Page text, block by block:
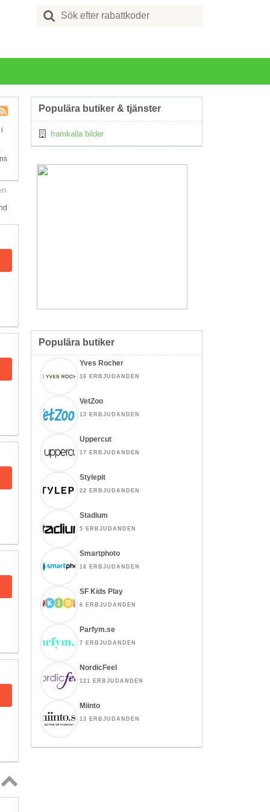
Search
for:
Topp
Populära butiker & tjänster
framkalla bilder
Populära butiker
Yves Rocher
16 ERBJUDANDEN
VetZoo
13 ERBJUDANDEN
Uppercut
17 ERBJUDANDEN
Stylepit
22 ERBJUDANDEN
Stadium
5 ERBJUDANDEN
Smartphoto
16 ERBJUDANDEN
SF Kids Play
6 ERBJUDANDEN
Parfym.se
7 ERBJUDANDEN
NordicFeel
121 ERBJUDANDEN
Miinto
13 ERBJUDANDEN